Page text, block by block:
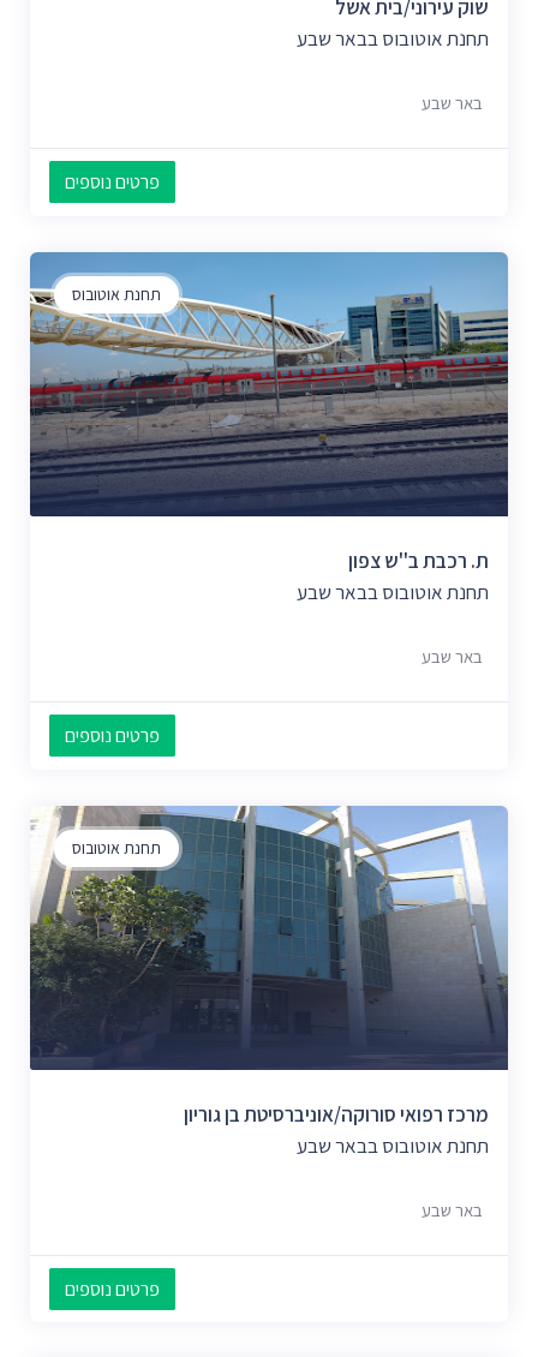
שוק עירוני/בית אשל
תחנת אוטובוס בבאר שבע
באר שבע
פרטים נוספים
תחנת אוטובוס
ת. רכבת ב''ש צפון
תחנת אוטובוס בבאר שבע
באר שבע
פרטים נוספים
תחנת אוטובוס
מרכז רפואי סורוקה/אוניברסיטת בן גוריון
תחנת אוטובוס בבאר שבע
באר שבע
פרטים נוספים